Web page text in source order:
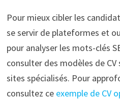
Pour mieux cibler les
se servir de plateformes et
pour analyser les mots-clés
consulter des modèles de CV
sites spécialisés. Pour
consultez ce exemple de CV